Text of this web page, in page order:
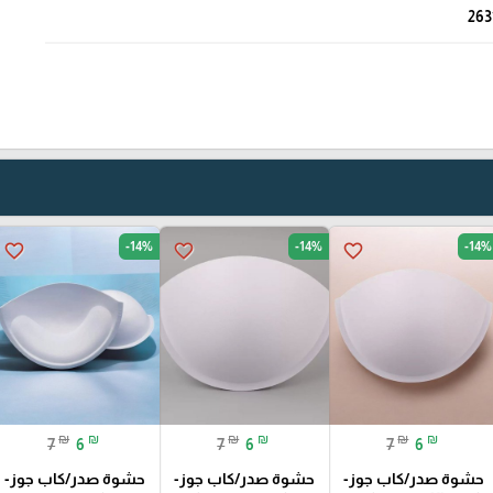
favorite_border -14%
7 ₪ 6 ₪
حشوة صدر/كاب جوز-
favorite_border -14%
7 ₪ 6 ₪
حشوة صدر/كاب جوز-
favorite_border -14%
7 ₪ 6 ₪
حشوة صدر/كاب جوز-